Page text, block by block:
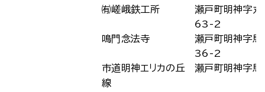
㈲嵯峨鉄工所
瀬戸町明神字丸
63-2
鳴門念法寺
瀬戸町明神字馬
36-2
市道明神エリカの丘
線
瀬戸町明神字馬